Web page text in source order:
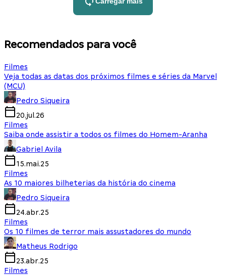
Recomendados para você
Filmes
Veja todas as datas dos próximos filmes e séries da Marvel
(MCU)
Pedro Siqueira
20.jul.26
Filmes
Saiba onde assistir a todos os filmes do Homem-Aranha
Gabriel Avila
15.mai.25
Filmes
As 10 maiores bilheterias da história do cinema
Pedro Siqueira
24.abr.25
Filmes
Os 10 filmes de terror mais assustadores do mundo
Matheus Rodrigo
23.abr.25
Filmes